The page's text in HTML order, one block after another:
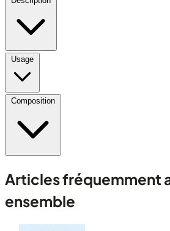
Usage
Composition
Articles fréquemment
ensemble